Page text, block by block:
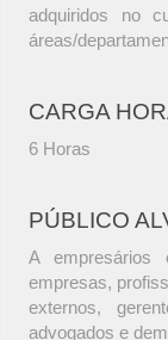
adquiridos no
áreas/
CARGA
6 Horas
PÚBLICO
A empresários
empresas,
externos,
advogados e